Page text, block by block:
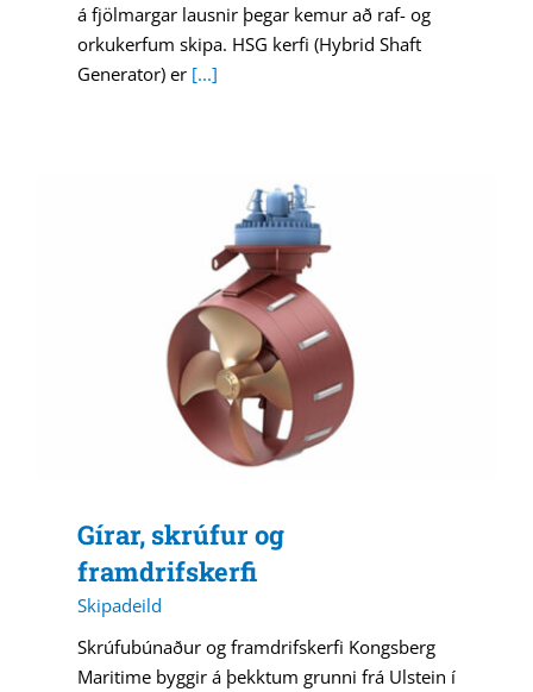
á fjölmargar lausnir þegar kemur að raf- og
orkukerfum skipa. HSG kerfi (Hybrid Shaft
Generator) er [...]
Gírar, skrúfur og
framdrifskerfi
Skipadeild
Skrúfubúnaður og framdrifskerfi Kongsberg
Maritime byggir á þekktum grunni frá Ulstein í